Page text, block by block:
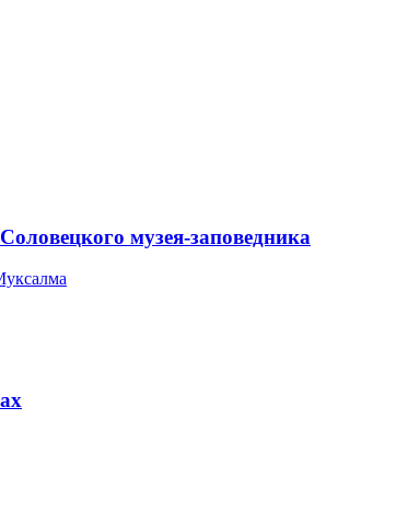
музея-заповедника